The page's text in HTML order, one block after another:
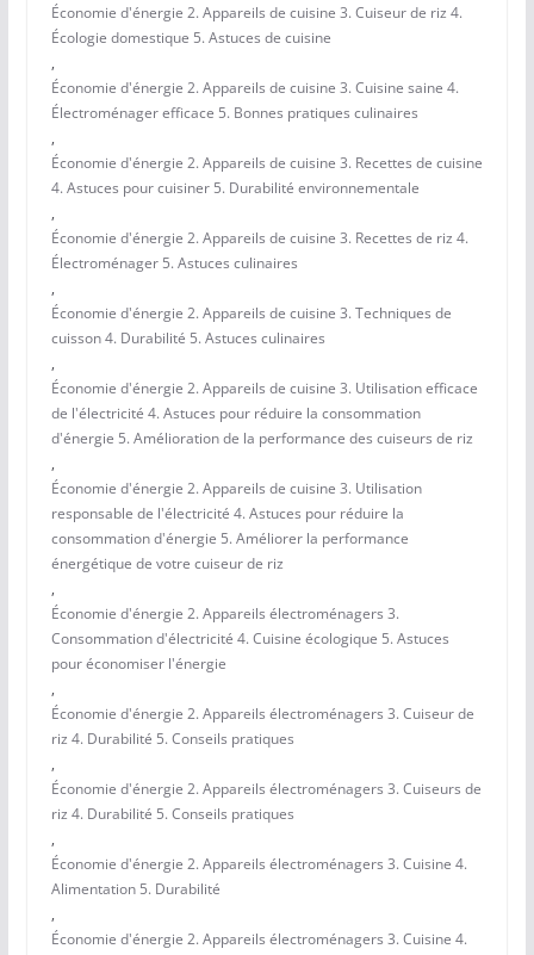
Économie d'énergie 2. Appareils de cuisine 3. Cuiseur de riz 4.
Écologie domestique 5. Astuces de cuisine
,
Économie d'énergie 2. Appareils de cuisine 3. Cuisine saine 4.
Électroménager efficace 5. Bonnes pratiques culinaires
,
Économie d'énergie 2. Appareils de cuisine 3. Recettes de cuisine
4. Astuces pour cuisiner 5. Durabilité environnementale
,
Économie d'énergie 2. Appareils de cuisine 3. Recettes de riz 4.
Électroménager 5. Astuces culinaires
,
Économie d'énergie 2. Appareils de cuisine 3. Techniques de
cuisson 4. Durabilité 5. Astuces culinaires
,
Économie d'énergie 2. Appareils de cuisine 3. Utilisation efficace
de l'électricité 4. Astuces pour réduire la consommation
d'énergie 5. Amélioration de la performance des cuiseurs de riz
,
Économie d'énergie 2. Appareils de cuisine 3. Utilisation
responsable de l'électricité 4. Astuces pour réduire la
consommation d'énergie 5. Améliorer la performance
énergétique de votre cuiseur de riz
,
Économie d'énergie 2. Appareils électroménagers 3.
Consommation d'électricité 4. Cuisine écologique 5. Astuces
pour économiser l'énergie
,
Économie d'énergie 2. Appareils électroménagers 3. Cuiseur de
riz 4. Durabilité 5. Conseils pratiques
,
Économie d'énergie 2. Appareils électroménagers 3. Cuiseurs de
riz 4. Durabilité 5. Conseils pratiques
,
Économie d'énergie 2. Appareils électroménagers 3. Cuisine 4.
Alimentation 5. Durabilité
,
Économie d'énergie 2. Appareils électroménagers 3. Cuisine 4.